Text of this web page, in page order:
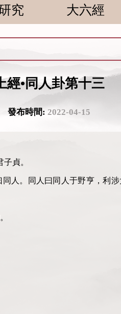
究 大六經
經•同人卦第十三
發布時間: 2022-04-15
貞。
同人。同人曰同人于野亨，利